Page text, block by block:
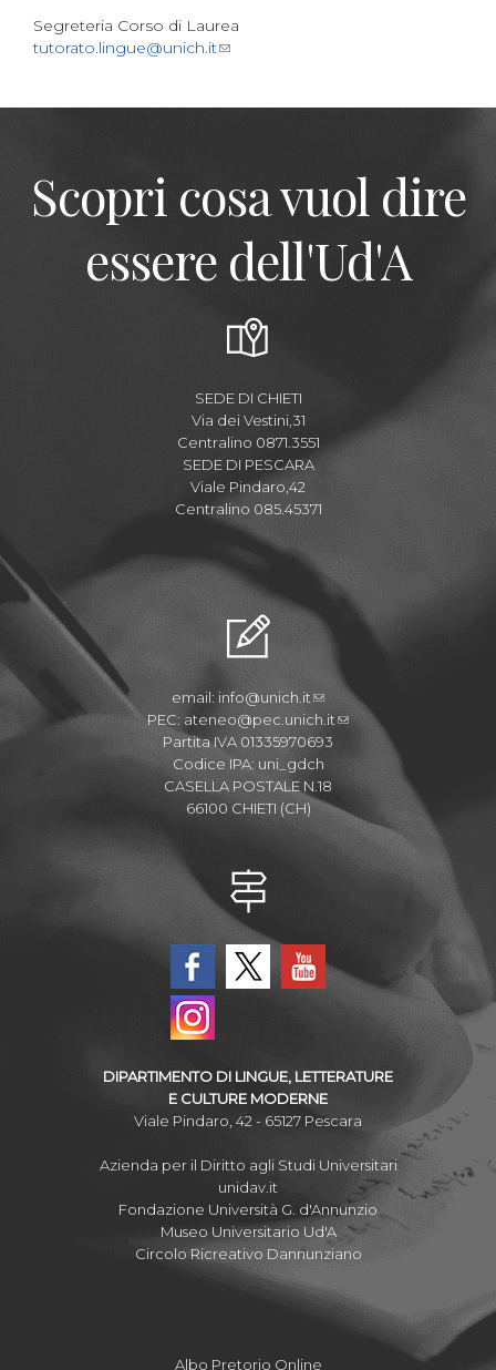
Segreteria Corso di Laurea
tutorato.lingue@unich.it
Scopri cosa vuol dire
essere dell'Ud'A
SEDE DI CHIETI
Via dei Vestini,31
Centralino 0871.3551
SEDE DI PESCARA
Viale Pindaro,42
Centralino 085.45371
email: info@unich.it
PEC: ateneo@pec.unich.it
Partita IVA 01335970693
Codice IPA: uni_gdch
CASELLA POSTALE N.18
66100 CHIETI (CH)
DIPARTIMENTO DI LINGUE, LETTERATURE
E CULTURE MODERNE
Viale Pindaro, 42 - 65127 Pescara
Azienda per il Diritto agli Studi Universitari
unidav.it
Fondazione Università G. d'Annunzio
Museo Universitario Ud'A
Circolo Ricreativo Dannunziano
Albo Pretorio Online